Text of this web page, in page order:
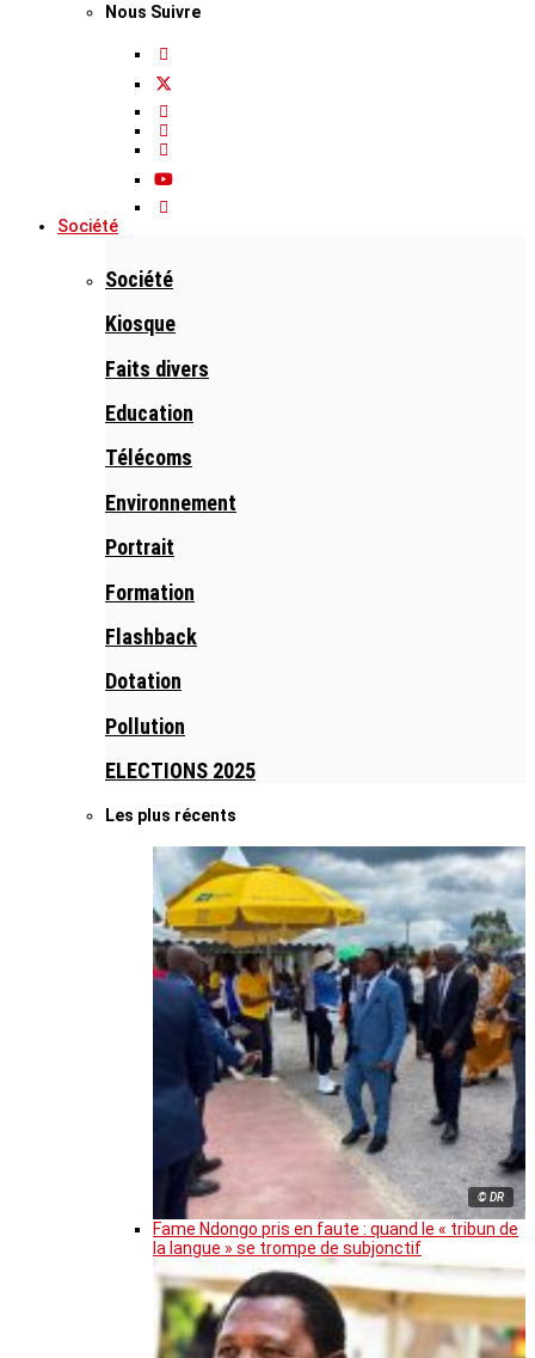
Nous Suivre
Société
Société
Kiosque
Faits divers
Education
Télécoms
Environnement
Portrait
Formation
Flashback
Dotation
Pollution
ELECTIONS 2025
Les plus récents
© DR
Fame Ndongo pris en faute : quand le « tribun de
la langue » se trompe de subjonctif